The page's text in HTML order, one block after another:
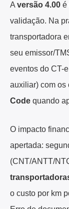
A versão 4.00 é
validação. Na
transportadora
seu emissor/
eventos do CT-
auxiliar) com
Code quando
O impacto
apertada:
(CNT/ANTT/
o custo por km